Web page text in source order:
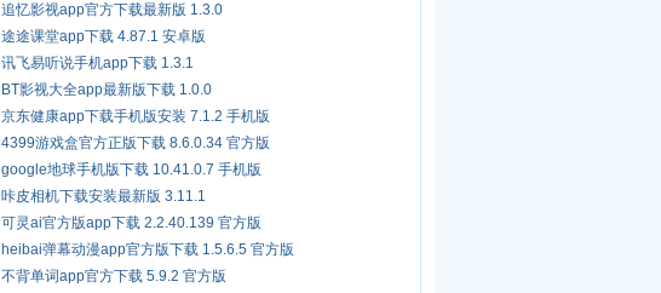
追忆影视app官方下载最新版 1.3.0
途途课堂app下载 4.87.1 安卓版
讯飞易听说手机app下载 1.3.1
BT影视大全app最新版下载 1.0.0
京东健康app下载手机版安装 7.1.2 手机版
4399游戏盒官方正版下载 8.6.0.34 官方版
google地球手机版下载 10.41.0.7 手机版
咔皮相机下载安装最新版 3.11.1
可灵ai官方版app下载 2.2.40.139 官方版
heibai弹幕动漫app官方版下载 1.5.6.5 官方版
不背单词app官方下载 5.9.2 官方版